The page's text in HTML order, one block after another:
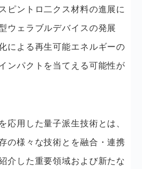
ピントロ二クス材料の進展に
ウェラブルデバイスの発展
による再生可能エネルギーの
ンパクトを当てえる可能性が
応用した量子派生技術とは、
の様々な技術とを融合・連携
介した重要領域および新たな